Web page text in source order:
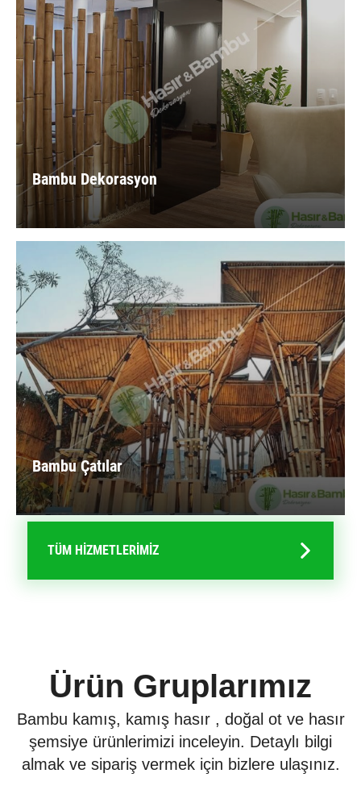
Bambu Dekorasyon
Bambu Çatılar
TÜM HİZMETLERİMİZ
Ürün Gruplarımız
Bambu kamış, kamış hasır , doğal ot ve hasır
şemsiye ürünlerimizi inceleyin. Detaylı bilgi
almak ve sipariş vermek için bizlere ulaşınız.